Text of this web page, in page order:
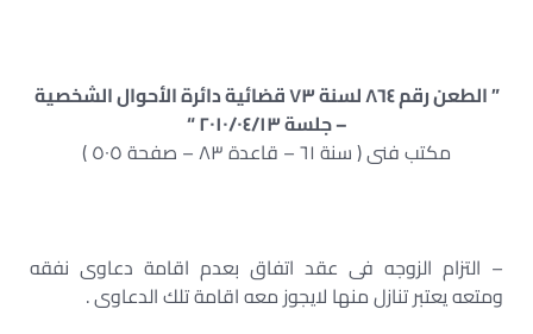
” الطعن رقم ٨٦٤ لسنة ٧٣ قضائية دائرة الأحوال الشخصية
– جلسة ٢٠١٠/٠٤/١٣ “
مكتب فنى ( سنة ٦١ – قاعدة ٨٣ – صفحة ٥٠٥ )
– التزام الزوجه فى عقد اتفاق بعدم اقامة دعاوى نفقه
ومتعه يعتبر تنازل منها لايجوز معه اقامة تلك الدعاوى .